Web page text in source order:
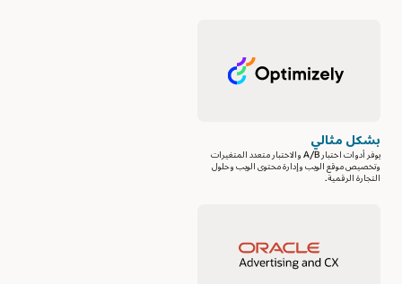
بشكل مثالي
يوفر أدوات اختبار A/B والاختبار متعدد المتغيرات
وتخصيص موقع الويب وإدارة محتوى الويب وحلول
التجارة الرقمية.